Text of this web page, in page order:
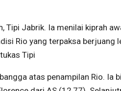
Tipi Jabrik. Ia menilai kiprah
Rio yang terpaksa berjuang
Tipi
atas penampilan Rio.